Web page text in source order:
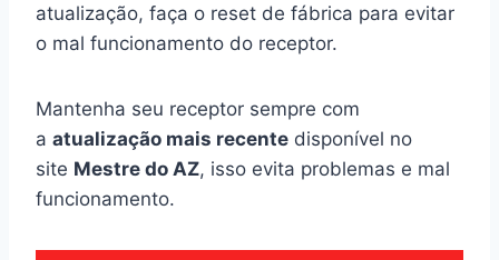
atualização, faça o reset de fábrica para evitar
o mal funcionamento do receptor.
Mantenha seu receptor sempre com
a atualização mais recente disponível no
site Mestre do AZ, isso evita problemas e mal
funcionamento.